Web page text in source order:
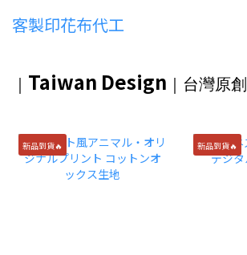
客製印花布代工
｜ Taiwan Design ｜ 台灣原創
新品到貨🔥 新品到貨🔥